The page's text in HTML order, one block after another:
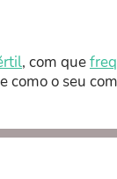
, com que
como o seu